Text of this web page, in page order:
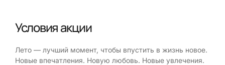
Условия акции
Лето — лучший момент, чтобы впустить в жизнь новое.
Новые впечатления. Новую любовь. Новые увлечения.